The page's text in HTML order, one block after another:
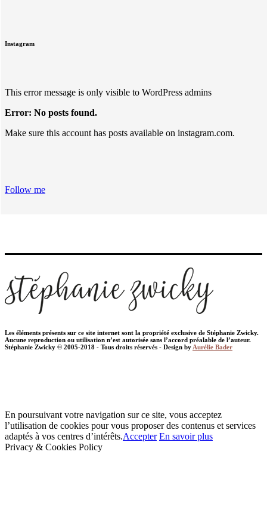
Instagram
This error message is only visible to WordPress admins
Error: No posts found.
Make sure this account has posts available on instagram.com.
Follow me
Les éléments présents sur ce site internet sont la propriété exclusive de Stéphanie Zwicky.
Aucune reproduction ou utilisation n’est autorisée sans l’accord préalable de l’auteur.
Stéphanie Zwicky © 2005-2018 - Tous droits réservés - Design by Aurélie Bader
En poursuivant votre navigation sur ce site, vous acceptez
l’utilisation de cookies pour vous proposer des contenus et services
adaptés à vos centres d’intérêts.Accepter En savoir plus
Privacy & Cookies Policy